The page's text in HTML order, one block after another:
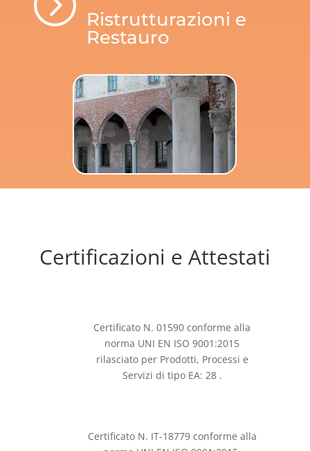
Ristrutturazioni e
Restauro
Certificazioni e Attestati
Certificato N. 01590 conforme alla
norma UNI EN ISO 9001:2015
rilasciato per Prodotti, Processi e
Servizi di tipo EA: 28 .
Certificato N. IT-18779 conforme alla